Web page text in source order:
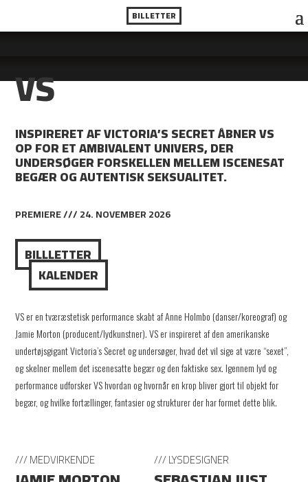
BILLETTER
VS
INSPIRERET AF VICTORIA’S SECRET ÅBNER VS
OP FOR ET AMBIVALENT UNIVERS, DER
UNDERSØGER FORSKELLEN MELLEM ISCENESAT
BEGÆR OG AUTENTISK SEKSUALITET.
PREMIERE /// 24. NOVEMBER 2026
BILLLETTER
KALENDER
VS er en tværæstetisk performance skabt af Anne Holmbo (danser/koreograf) og
Jamie Morton (producent/lydkunstner). VS er inspireret af den amerikanske
undertøjsgigant Victoria’s Secret og undersøger, hvad det vil sige at være “sexet”,
og skelner mellem det iscenesatte begær og den faktiske sex. Igennem lyd og
performance udforsker VS hvordan og hvornår en krop bliver gjort til objekt for
begær, og hvilke fortællinger, fantasier og strukturer der har formet dette blik.
/// MEDVIRKENDE /// LYSDESIGNER